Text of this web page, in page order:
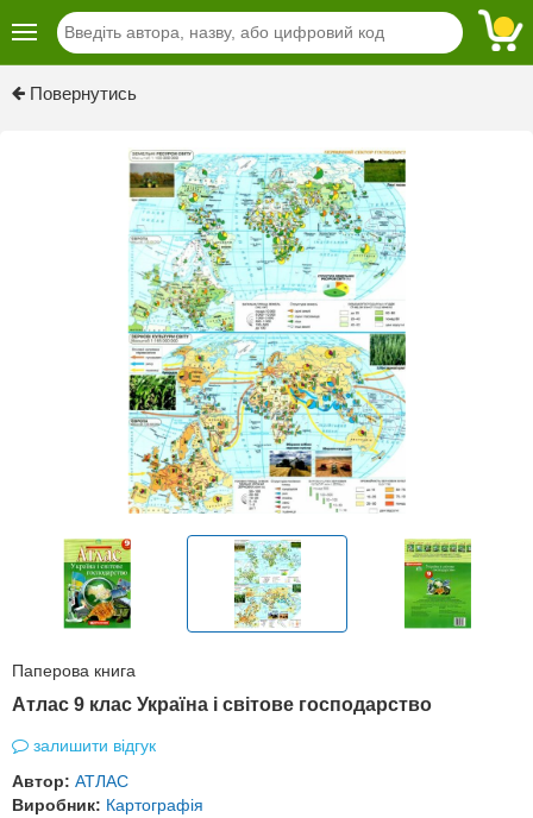
Повернутись
Паперова книга
Атлас 9 клас Україна і світове господарство
залишити відгук
Автор: АТЛАС
Виробник: Картографія